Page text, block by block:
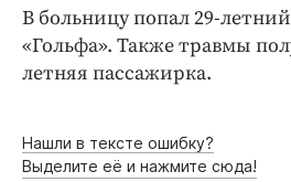
В больницу попал 29-
«Гольфа». Также травмы
летняя пассажирка.
Нашли в тексте ошибку?
Выделите её и нажмите сюда!